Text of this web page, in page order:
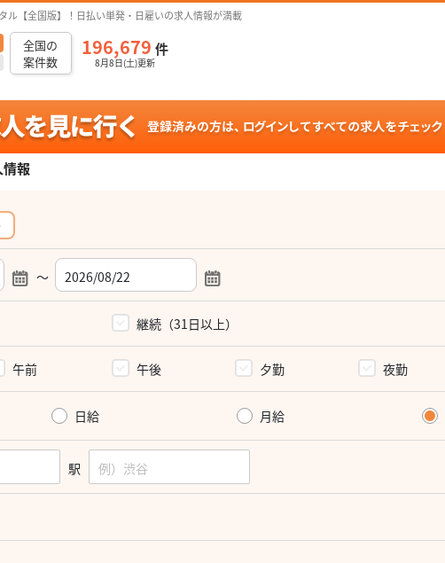
ル【全国版】！日払い単発・日雇いの求人情報が満載
全国の
案件数
196,679 件
8月8日(土)更新
情報
～
継続（31日以上）
午前 午後 夕勤 夜勤
日給 月給
駅